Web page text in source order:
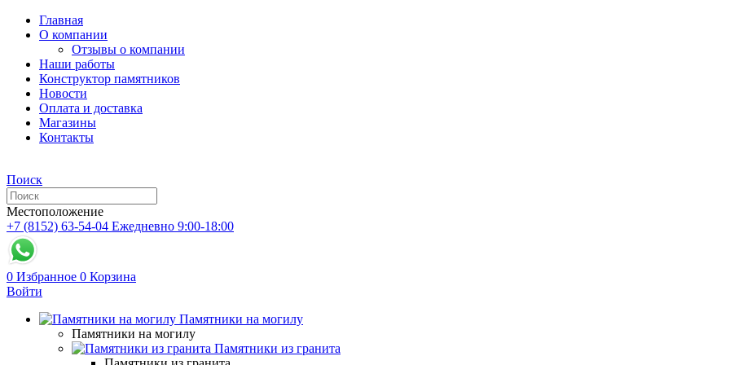
Главная
О компании
Отзывы о компании
Наши работы
Конструктор памятников
Новости
Оплата и доставка
Магазины
Контакты
Поиск
Местоположение
+7 (8152) 63-54-04 Ежедневно 9:00-18:00
0 Избранное 0 Корзина
Войти
Памятники на могилу
Памятники на могилу
Памятники из гранита